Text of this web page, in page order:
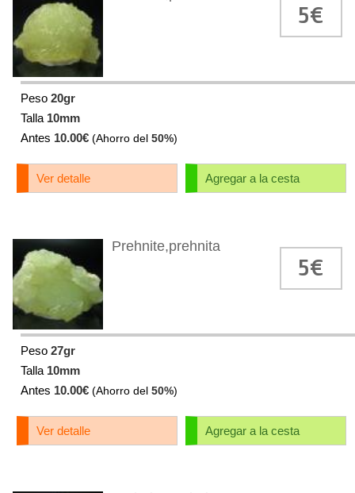
5€
Peso 20gr
Talla 10mm
Antes 10.00€ (Ahorro del 50%)
Agregar a la cesta
Ver detalle
Prehnite,prehnita
5€
Peso 27gr
Talla 10mm
Antes 10.00€ (Ahorro del 50%)
Agregar a la cesta
Ver detalle